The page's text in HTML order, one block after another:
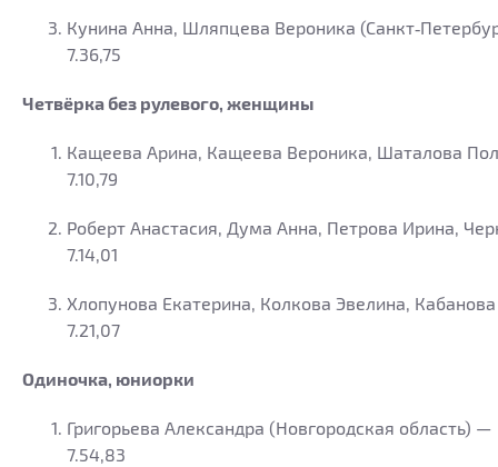
Кунина Анна, Шляпцева Вероника
7.36,75
Четвёрка без рулевого, женщины
Кащеева Арина, Кащеева Вероника, Шаталова
7.10,79
Роберт Анастасия, Дума Анна, Петрова Ирина,
7.14,01
Хлопунова Екатерина, Колкова Эвелина,
7.21,07
Одиночка, юниорки
Григорьева Александра (Новгородская область) —
7.54,83